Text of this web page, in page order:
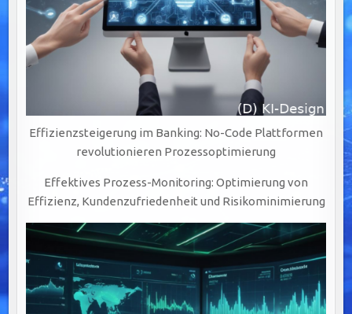
Effizienzsteigerung im Banking: No-Code Plattformen
revolutionieren Prozessoptimierung
Effektives Prozess-Monitoring: Optimierung von
Effizienz, Kundenzufriedenheit und Risikominimierung